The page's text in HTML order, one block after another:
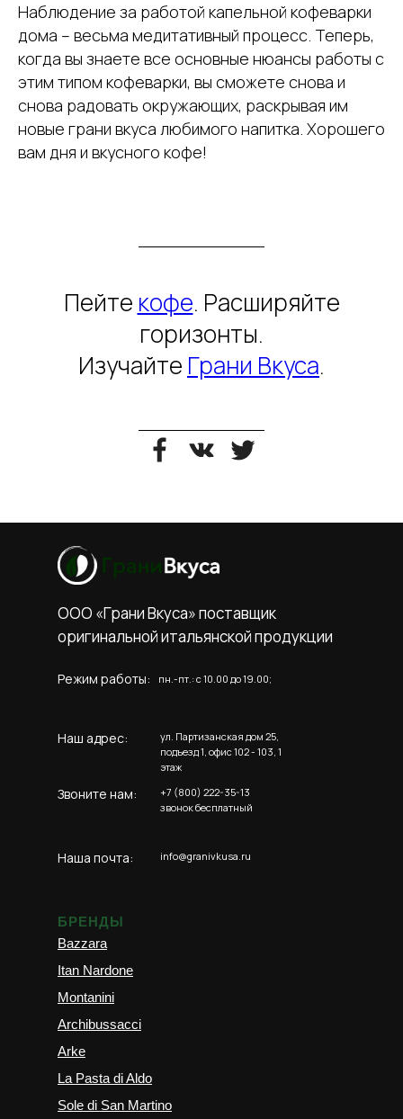
Наблюдение за работой капельной кофеварки
дома – весьма медитативный процесс. Теперь,
когда вы знаете все основные нюансы работы с
этим типом кофеварки, вы сможете снова и
снова радовать окружающих, раскрывая им
новые грани вкуса любимого напитка. Хорошего
вам дня и вкусного кофе!
Пейте кофе. Расширяйте
горизонты.
Изучайте Грани Вкуса.
БРЕНДЫ
Bazzara
Itan Nardone
Montanini
Archibussacci
Arke
La Pasta di Aldo
Sole di San Martino
ООО «Грани Вкуса» поставщик
оригинальной итальянской продукции
Наш адрес:
Звоните нам:
info@granivkusa.ru
Режим работы: пн.-пт.: c 10.00 до 19.00;
ул. Партизанская дом 25,
подъезд 1, офис 102 - 103, 1
этаж
+7 (800) 222-35-13
звонок бесплатный
Наша почта: